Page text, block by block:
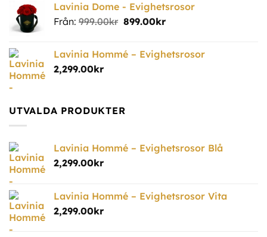
Lavinia Dome - Evighetsrosor
Från: 999.00kr 899.00kr
Lavinia Hommé – Evighetsrosor
2,299.00kr
UTVALDA PRODUKTER
Lavinia Hommé – Evighetsrosor Blå
2,299.00kr
Lavinia Hommé – Evighetsrosor Vita
2,299.00kr